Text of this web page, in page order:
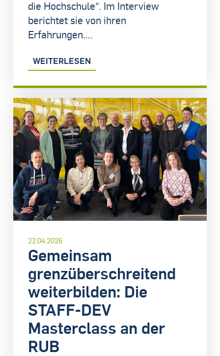
die Hochschule“. Im Interview
berichtet sie von ihren
Erfahrungen....
WEITERLESEN
22.04.2026
Gemeinsam
grenzüberschreitend
weiterbilden: Die
STAFF-DEV
Masterclass an der
RUB